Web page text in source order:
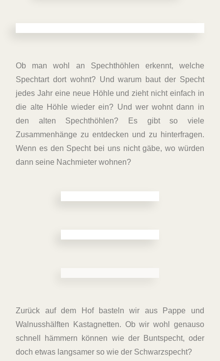
Ob man wohl an Spechthöhlen erkennt, welche
Spechtart dort wohnt? Und warum baut der Specht
jedes Jahr eine neue Höhle und zieht nicht einfach in
die alte Höhle wieder ein? Und wer wohnt dann in
den alten Spechthöhlen? Es gibt so viele
Zusammenhänge zu entdecken und zu hinterfragen.
Wenn es den Specht bei uns nicht gäbe, wo würden
dann seine Nachmieter wohnen?
Zurück auf dem Hof basteln wir aus Pappe und
Walnusshälften Kastagnetten. Ob wir wohl genauso
schnell hämmern können wie der Buntspecht, oder
doch etwas langsamer so wie der Schwarzspecht?